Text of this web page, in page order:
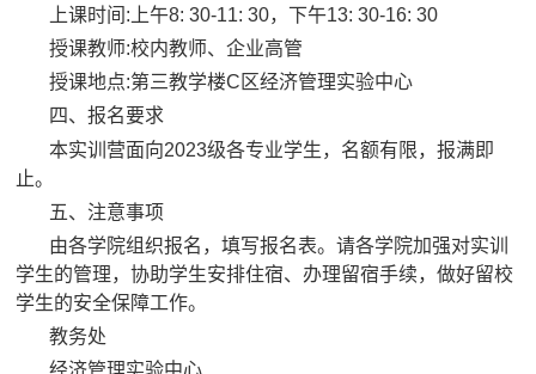
上课时间 : 上午8: 30-11: 30，下午13: 30-16: 30
授课教师:校内教师、企业高管
授课地点:第三教学楼C 区经济管理实验中心
四、报名要求
本实训营面向2023级各专业学生，名额有限，报满即
止。
五、注意事项
由各学院组织报名，填写报名表。请各学院加强对实训
学生的管理，协助学生安排住宿、办理留宿手续，做好留校
学生的安全保障工作。
教务处